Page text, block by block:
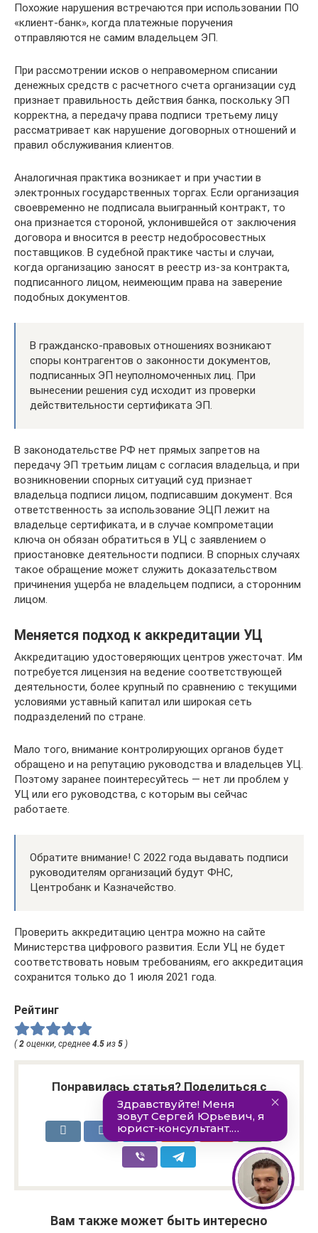
Похожие нарушения встречаются при использовании ПО
«клиент-банк», когда платежные поручения
отправляются не самим владельцем ЭП.
При рассмотрении исков о неправомерном списании
денежных средств с расчетного счета организации суд
признает правильность действия банка, поскольку ЭП
корректна, а передачу права подписи третьему лицу
рассматривает как нарушение договорных отношений и
правил обслуживания клиентов.
Аналогичная практика возникает и при участии в
электронных государственных торгах. Если организация
своевременно не подписала выигранный контракт, то
она признается стороной, уклонившейся от заключения
договора и вносится в реестр недобросовестных
поставщиков. В судебной практике часты и случаи,
когда организацию заносят в реестр из-за контракта,
подписанного лицом, неимеющим права на заверение
подобных документов.
В гражданско-правовых отношениях возникают
споры контрагентов о законности документов,
подписанных ЭП неуполномоченных лиц. При
вынесении решения суд исходит из проверки
действительности сертификата ЭП.
В законодательстве РФ нет прямых запретов на
передачу ЭП третьим лицам с согласия владельца, и при
возникновении спорных ситуаций суд признает
владельца подписи лицом, подписавшим документ. Вся
ответственность за использование ЭЦП лежит на
владельце сертификата, и в случае компрометации
ключа он обязан обратиться в УЦ с заявлением о
приостановке деятельности подписи. В спорных случаях
такое обращение может служить доказательством
причинения ущерба не владельцем подписи, а сторонним
лицом.
Меняется подход к аккредитации УЦ
Аккредитацию удостоверяющих центров ужесточат. Им
потребуется лицензия на ведение соответствующей
деятельности, более крупный по сравнению с текущими
условиями уставный капитал или широкая сеть
подразделений по стране.
Мало того, внимание контролирующих органов будет
обращено и на репутацию руководства и владельцев УЦ.
Поэтому заранее поинтересуйтесь — нет ли проблем у
УЦ или его руководства, с которым вы сейчас
работаете.
Обратите внимание! С 2022 года выдавать подписи
руководителям организаций будут ФНС,
Центробанк и Казначейство.
Проверить аккредитацию центра можно на сайте
Министерства цифрового развития. Если УЦ не будет
соответствовать новым требованиям, его аккредитация
сохранится только до 1 июля 2021 года.
Рейтинг
(2 оценки, среднее 4.5 из 5 )
Понравилась статья? Поделиться с
друзьями:
Вам также может быть интересно